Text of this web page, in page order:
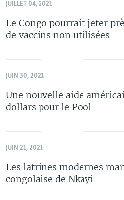
JUILLET 04, 2021
Le Congo pourrait jeter
de vaccins non utilisées
JUIN 30, 2021
Une nouvelle aide
dollars pour le Pool
JUIN 21, 2021
Les latrines modernes
congolaise de Nkayi